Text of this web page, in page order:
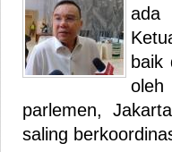
ada
baik
oleh
parlemen,
saling